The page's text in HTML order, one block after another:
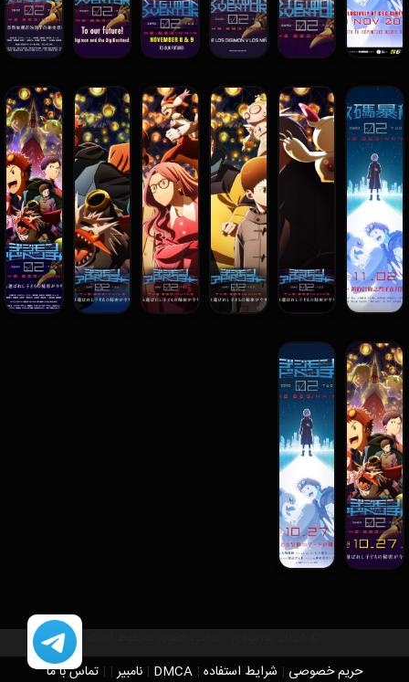
حریم خصوصی | شرایط استفاده |
DMCA
|نامبیر|
|تماس با ما